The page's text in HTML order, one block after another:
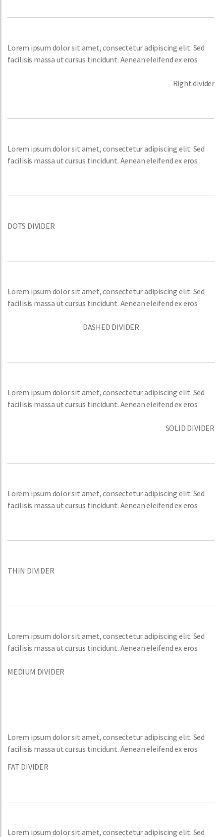
Lorem ipsum dolor sit amet, consectetur adipiscing elit. Sed
facilisis massa ut cursus tincidunt. Aenean eleifend ex eros
Right divider
Lorem ipsum dolor sit amet, consectetur adipiscing elit. Sed
facilisis massa ut cursus tincidunt. Aenean eleifend ex eros
DOTS DIVIDER
Lorem ipsum dolor sit amet, consectetur adipiscing elit. Sed
facilisis massa ut cursus tincidunt. Aenean eleifend ex eros
DASHED DIVIDER
Lorem ipsum dolor sit amet, consectetur adipiscing elit. Sed
facilisis massa ut cursus tincidunt. Aenean eleifend ex eros
SOLID DIVIDER
Lorem ipsum dolor sit amet, consectetur adipiscing elit. Sed
facilisis massa ut cursus tincidunt. Aenean eleifend ex eros
THIN DIVIDER
Lorem ipsum dolor sit amet, consectetur adipiscing elit. Sed
facilisis massa ut cursus tincidunt. Aenean eleifend ex eros
MEDIUM DIVIDER
Lorem ipsum dolor sit amet, consectetur adipiscing elit. Sed
facilisis massa ut cursus tincidunt. Aenean eleifend ex eros
FAT DIVIDER
Lorem ipsum dolor sit amet, consectetur adipiscing elit. Sed